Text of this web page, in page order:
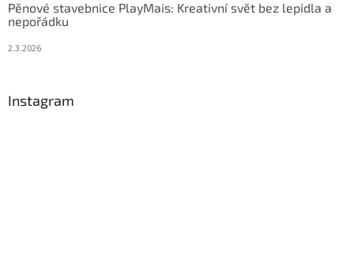
Pěnové stavebnice PlayMais: Kreativní svět bez lepidla a
nepořádku
2.3.2026
Instagram